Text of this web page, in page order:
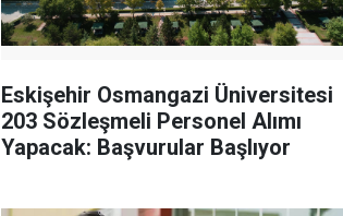
Eskişehir Osmangazi Üniversitesi
203 Sözleşmeli Personel Alımı
Yapacak: Başvurular Başlıyor